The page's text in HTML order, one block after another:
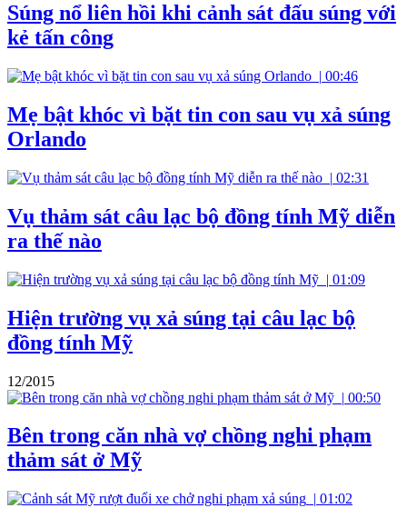
Súng nổ liên hồi khi cảnh sát đấu súng với
kẻ tấn công
| 00:46
Mẹ bật khóc vì bặt tin con sau vụ xả súng
Orlando
| 02:31
Vụ thảm sát câu lạc bộ đồng tính Mỹ diễn
ra thế nào
| 01:09
Hiện trường vụ xả súng tại câu lạc bộ
đồng tính Mỹ
12/2015
| 00:50
Bên trong căn nhà vợ chồng nghi phạm
thảm sát ở Mỹ
| 01:02